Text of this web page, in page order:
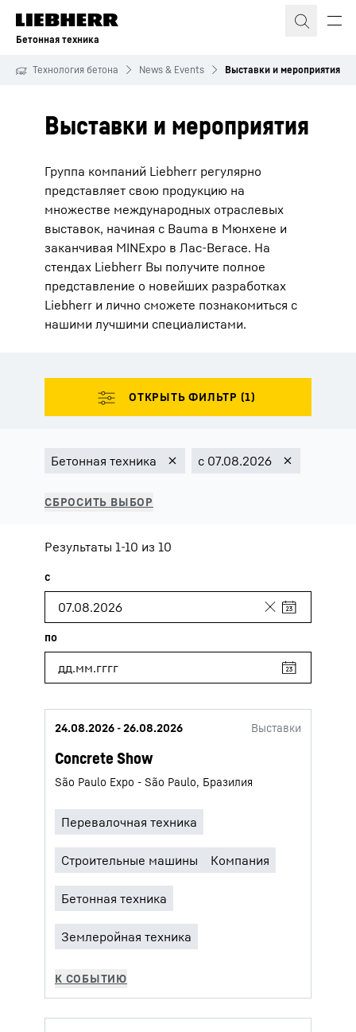
Бетонная техника
Технология бетона News & Events Выставки и мероприятия
Выставки и мероприятия
Группа компаний Liebherr регулярно
представляет свою продукцию на
множестве международных отраслевых
выставок, начиная с Bauma в Мюнхене и
заканчивая MINExpo в Лас-Вегасе. На
стендах Liebherr Вы получите полное
представление о новейших разработках
Liebherr и лично сможете познакомиться с
нашими лучшими специалистами.
Результаты 1-10 из 10
24.08.2026 - 26.08.2026 Выставки
Concrete Show
São Paulo Expo - São Paulo, Бразилия